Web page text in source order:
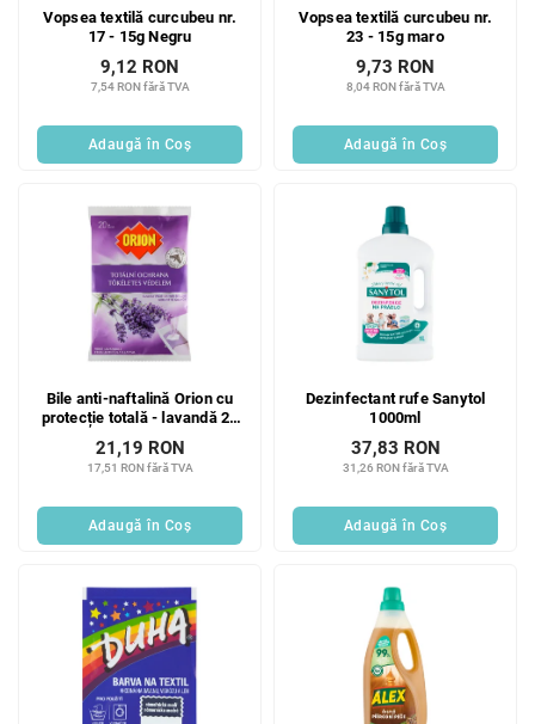
Vopsea textilă curcubeu nr.
17 - 15g Negru
7,54 RON fără TVA
9,12 RON
Adaugă în Coş
Vopsea textilă curcubeu nr.
23 - 15g maro
8,04 RON fără TVA
9,73 RON
Adaugă în Coş
Bile anti-naftalină Orion cu
protecție totală - lavandă 20
buc
17,51 RON fără TVA
21,19 RON
Adaugă în Coş
Dezinfectant rufe Sanytol
1000ml
31,26 RON fără TVA
37,83 RON
Adaugă în Coş